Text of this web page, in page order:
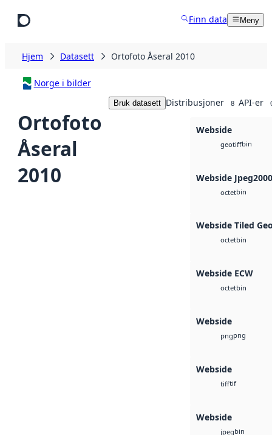
Finn data Meny
Hjem Datasett Ortofoto Åseral 2010
Norge i bilder
Ortofoto
Åseral
2010
Bruk datasett Distribusjoner 8 API-er
Webside
geotiffbin
Webside Jpeg2000
octetbin
Webside Tiled
octetbin
Webside ECW
octetbin
Webside
pngpng
Webside
tifftif
Webside
jpegbin